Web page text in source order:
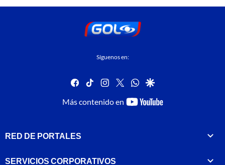
Síguenos en:
facebook
tiktok instagram
twitterwhatsapp
google
Más contenido en
youtube-
RED DE PORTALES
SERVICIOS CORPORATIVOS